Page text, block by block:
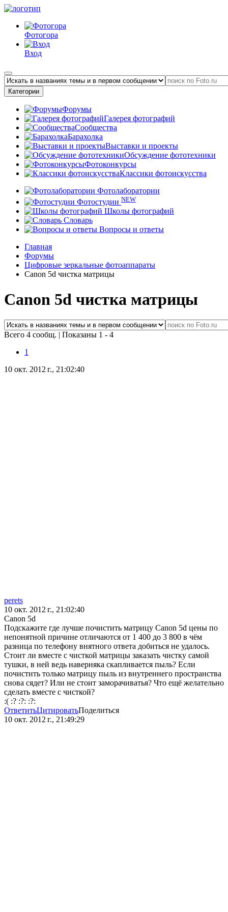
Фотогора
Вход
Категории
Форумы
Галерея фотографий
Сообщества
Барахолка
Выставки и проекты
Обсуждение фототехники
Фотоконкурсы
Классики фотоискусства
Фотолаборатории
Фотостудии NEW
Школы фотографий
Словарь
Вопросы и ответы
Главная
Форумы
Цифровые зеркальные фотоаппараты
Canon 5d чистка матрицы
Canon 5d чистка матрицы
Всего 4 сообщ. | Показаны 1 - 4
1
10 окт. 2012 г., 21:02:40
perets
10 окт. 2012 г., 21:02:40
Canon 5d
Подскажите где лучше почистить матрицу Canon 5d цены по
непонятной причине отличаются от 1 400 до 3 800 в чём
разница по телефону внятного ответа добиться не удалось.
Стоит ли вместе с чисткой матрицы заказать чистку самой
тушки, в ней ведь наверняка скапливается пыль? Если
почистить только матрицу пыль из внутреннего пространства
снова сядет? Или не стоит заморачиватья? Что ещё желательно
сделать вместе с чисткой?
:( :? :?: :?:
ОтветитьЦитироватьПоделиться
10 окт. 2012 г., 21:49:29